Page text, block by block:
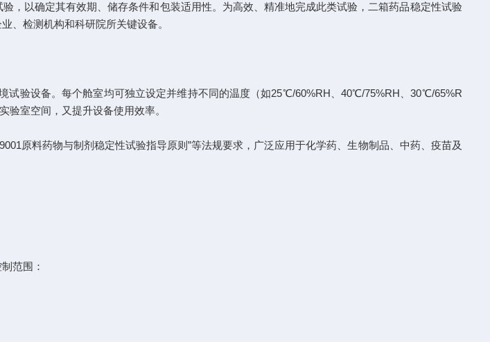
，以确定其有效期、储存条件和包装适用性。为高效、精准地完成此类试验，二箱药品稳定性试验
、检测机构和科研院所关键设备。
试验设备。每个舱室均可独立设定并维持不同的温度（如25℃/60%RH、40℃/75%RH、30℃/65%R
验室空间，又提升设备使用效率。
原料药物与制剂稳定性试验指导原则”等法规要求，广泛应用于化学药、生物制品、中药、疫苗及
范围：